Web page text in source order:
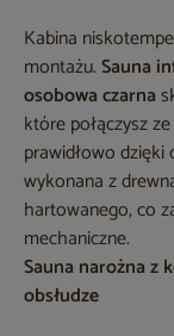
Kabina
montażu.Sauna
osobowa czarna
które połączysz
prawidłowo
wykonana z
hartowanego, co
mechaniczne.
Sauna narożna z
obsłudze